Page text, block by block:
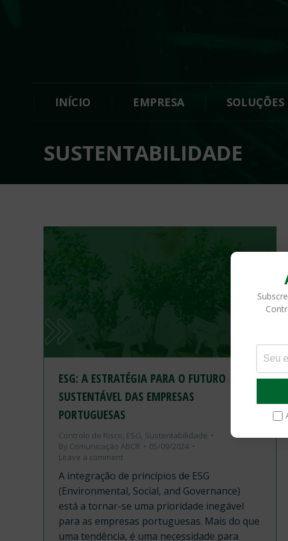
INÍCIO EMPRESA SOLUÇÕES
SUSTENTABILIDADE
ESG: A ESTRATÉGIA PARA O FUTURO
SUSTENTÁVEL DAS EMPRESAS
PORTUGUESAS
Controlo de Risco, ESG, Sustentabilidade
By Comunicação ABCR
05/09/2024
Leave a comment
A integração de princípios de ESG
(Environmental, Social, and Governance)
está a tornar-se uma prioridade inegável
para as empresas portuguesas. Mais do que
uma tendência, é uma necessidade para